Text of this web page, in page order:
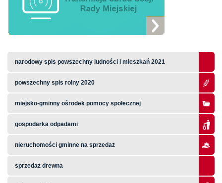
narodowy spis powszechny ludności i mieszkań 2021
powszechny spis rolny 2020
miejsko-gminny ośrodek pomocy społecznej
gospodarka odpadami
nieruchomości gminne na sprzedaż
sprzedaż drewna